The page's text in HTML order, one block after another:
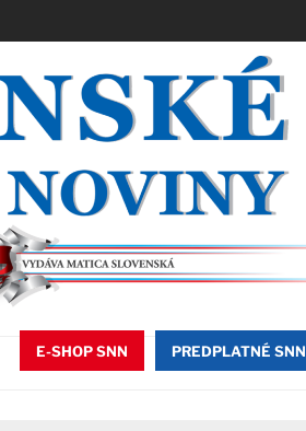
E-SHOP SNN PREDPLATNÉ SNN